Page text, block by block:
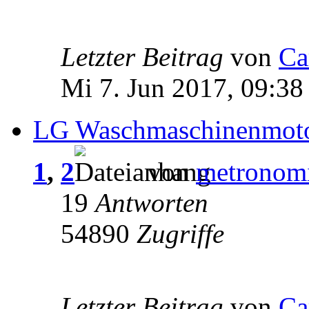
Letzter Beitrag von
Mi 7. Jun 2017, 09:38
LG
1, 2 von
19Antworten
54890 Zugriffe